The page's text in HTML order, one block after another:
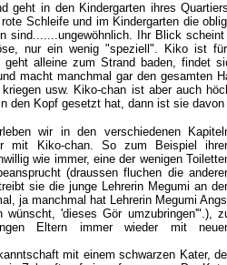
geht in den Kindergarten ihres
Schleife und im Kindergarten die
sind.......ungewöhnlich. Ihr Blick
nur ein wenig "speziell". Kiko ist
geht alleine zum Strand baden, findet
macht manchmal gar den gesamten
usw. Kiko-chan ist aber auch
den Kopf gesetzt hat, dann ist sie
wir in den verschiedenen
mit Kiko-chan. So zum Beispiel
wie immer, eine der wenigen
(draussen fluchen die
sie die junge Lehrerin Megumi an
ja manchmal hat Lehrerin Megumi
'dieses Gör umzubringen'".),
Eltern immer wieder mit
mit einem schwarzen Kater,